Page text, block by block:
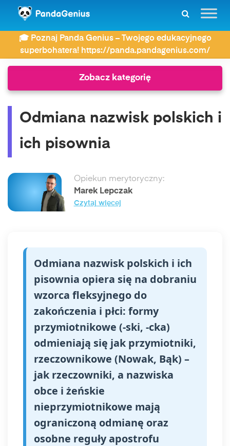
🎓 Poznaj Panda Genius – Twojego edukacyjnego
superbohatera! https://panda.pandagenius.com/
ZDAY Najczęściej wyszukiwane
Odmiana nazwisk polskich i ich pisownia
Zobacz kategorię
Odmiana nazwisk polskich i
ich pisownia
Opiekun merytoryczny:
Marek Lepczak
Czytaj więcej
Odmiana nazwisk polskich i ich
pisownia opiera się na dobraniu
wzorca fleksyjnego do
zakończenia i płci: formy
przymiotnikowe (-ski, -cka)
odmieniają się jak przymiotniki,
rzeczownikowe (Nowak, Bąk) –
jak rzeczowniki, a nazwiska
obce i żeńskie
nieprzymiotnikowe mają
ograniczoną odmianę oraz
osobne reguły apostrofu